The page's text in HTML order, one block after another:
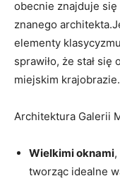
obecnie znajduje się
znanego
elementy
sprawiło, że stał
miejskim krajobrazie.
Architektura Galerii
Wielkimi oknami
‍tworząc idealne